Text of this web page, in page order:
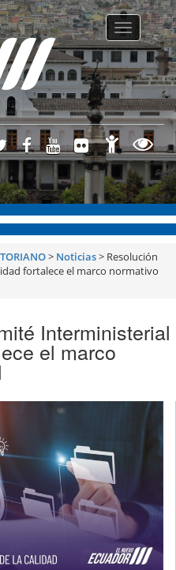
Toggle
> Noticias> Resolución
fortalece el marco normativo
Interministerial
el marco